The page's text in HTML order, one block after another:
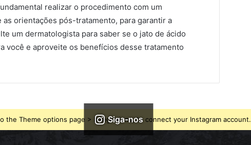
realizar o procedimento com um
orientações pós-tratamento, para garantir a
um dermatologista para saber se o jato de ácido
você e aproveite os benefícios desse tratamento
Siga-nos
the Theme options page > Integrations, to connect your Instagram account.